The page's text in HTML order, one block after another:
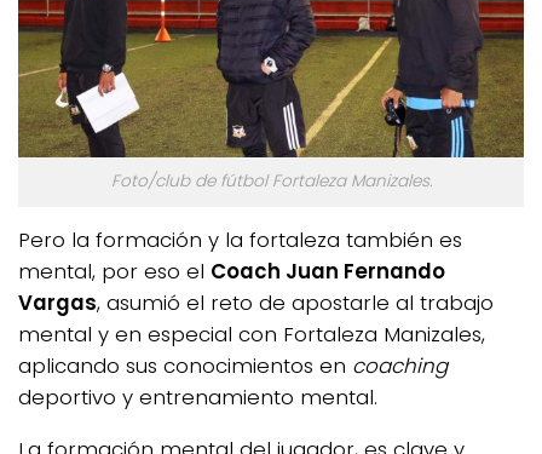
Foto/club de fútbol Fortaleza Manizales.
Pero la formación y la fortaleza también es
mental, por eso el Coach Juan Fernando
Vargas, asumió el reto de apostarle al trabajo
mental y en especial con Fortaleza Manizales,
aplicando sus conocimientos en coaching
deportivo y entrenamiento mental.